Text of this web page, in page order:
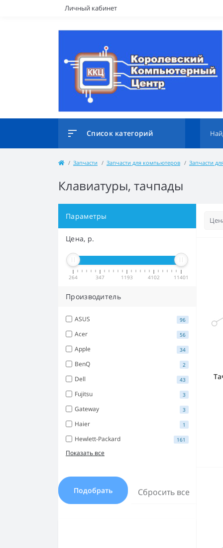
Личный кабинет
Список категорий
Запчасти Запчасти для компьютеров Запчасти
Клавиатуры, тачпады
Параметры
Цена, р.
264 347 1193 4102 11401
Производитель
ASUS 96
Acer 56
Apple 34
BenQ 2
Dell 43
Fujitsu 3
Gateway 3
Haier 1
Hewlett-Packard 161
Показать все
Подобрать Сбросить все